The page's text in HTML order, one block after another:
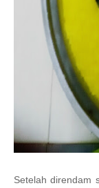
Setelah direndam